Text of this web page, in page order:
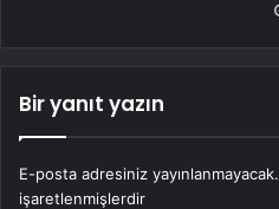
Bir yanıt yazın
E-posta adresiniz yayınlanmayacak.
işaretlenmişlerdir